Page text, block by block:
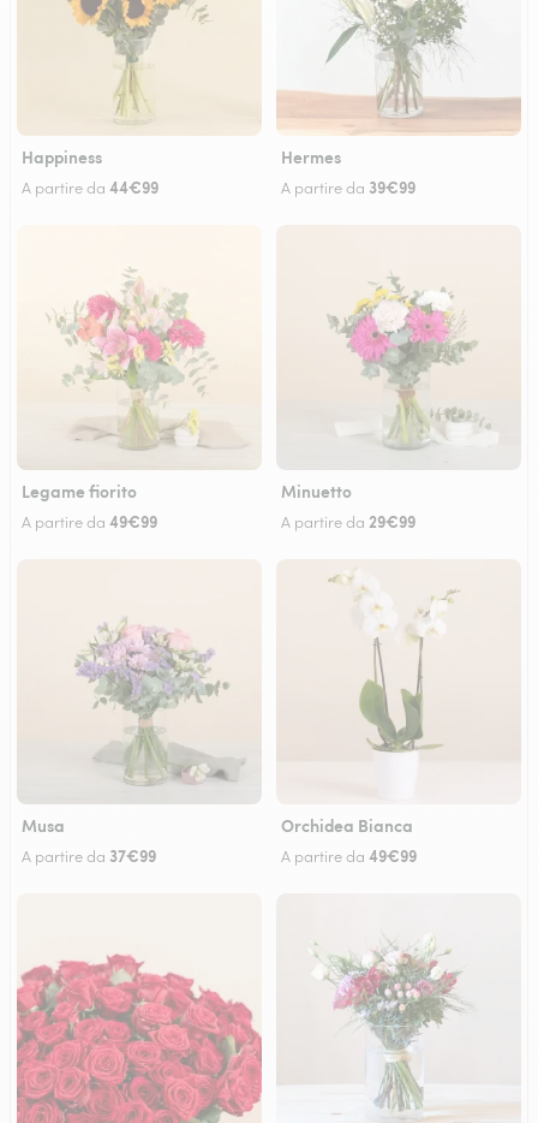
Happiness
A partire da 44€99
Hermes
A partire da 39€99
Legame fiorito
A partire da 49€99
Minuetto
A partire da 29€99
Musa
A partire da 37€99
Orchidea Bianca
A partire da 49€99